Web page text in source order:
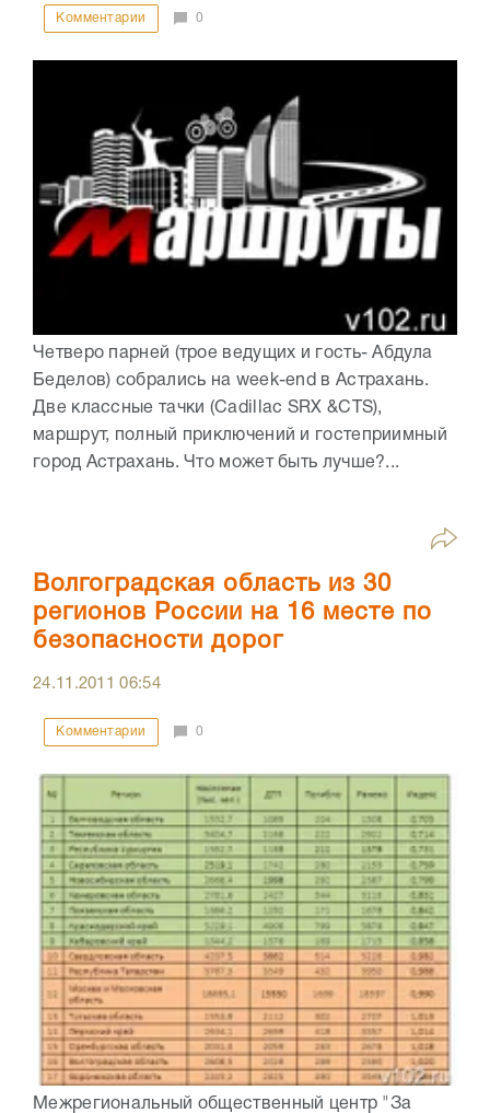
Комментарии 0
Четверо парней (трое ведущих и гость- Абдула
Беделов) собрались на week-end в Астрахань.
Две классные тачки (Cadillac SRX &CTS),
маршрут, полный приключений и гостеприимный
город Астрахань. Что может быть лучше?...
Волгоградская область из 30
регионов России на 16 месте по
безопасности дорог
24.11.201106:54
Комментарии 0
Межрегиональный общественный центр "За